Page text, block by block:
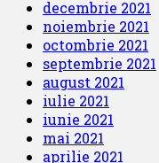
decembrie 2021
noiembrie 2021
octombrie 2021
septembrie 2021
august 2021
iulie 2021
iunie 2021
mai 2021
aprilie 2021